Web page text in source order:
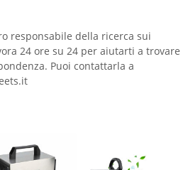
responsabile della ricerca sui
24 ore su 24 per aiutarti a trovare
Puoi contattarla a